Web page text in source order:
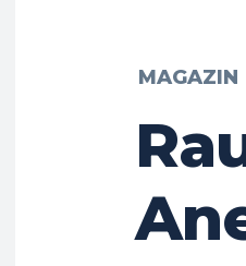
MAGAZIN